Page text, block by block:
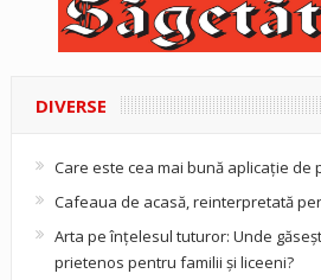
DIVERSE
Care este cea mai bună aplicație de
Cafeaua de acasă, reinterpretată
Arta pe înțelesul tuturor: Unde
prietenos pentru familii și liceeni?